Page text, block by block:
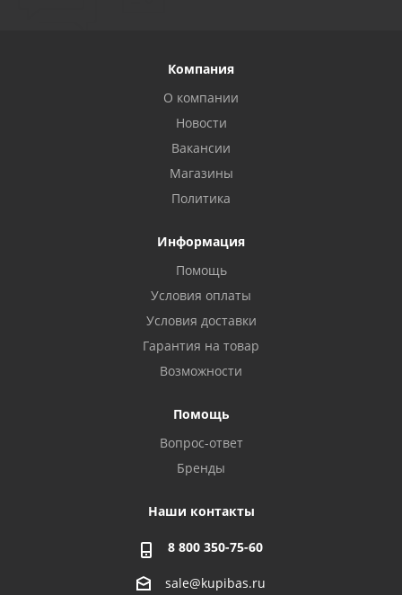
Компания
О компании
Новости
Вакансии
Магазины
Политика
Информация
Помощь
Условия оплаты
Условия доставки
Гарантия на товар
Возможности
Помощь
Вопрос-ответ
Бренды
Наши контакты
8 800 350-75-60
sale@kupibas.ru